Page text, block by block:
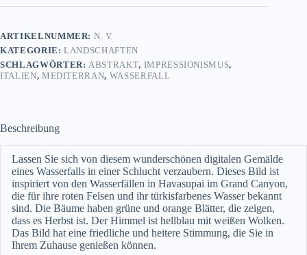
–
Leinwand
Menge
ARTIKELNUMMER: N. V.
KATEGORIE:LANDSCHAFTEN
SCHLAGWÖRTER:ABSTRAKT, IMPRESSIONISMUS,
ITALIEN, MEDITERRAN, WASSERFALL
Beschreibung
Lassen Sie sich von diesem wunderschönen digitalen Gemälde
eines Wasserfalls in einer Schlucht verzaubern. Dieses Bild ist
inspiriert von den Wasserfällen in Havasupai im Grand Canyon,
die für ihre roten Felsen und ihr türkisfarbenes Wasser bekannt
sind. Die Bäume haben grüne und orange Blätter, die zeigen,
dass es Herbst ist. Der Himmel ist hellblau mit weißen Wolken.
Das Bild hat eine friedliche und heitere Stimmung, die Sie in
Ihrem Zuhause genießen können.